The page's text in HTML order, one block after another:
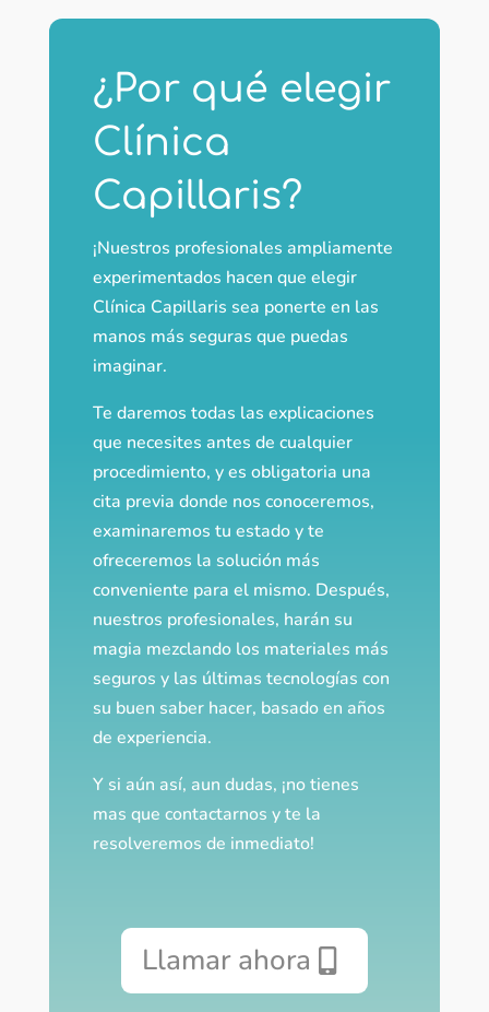
¿Por qué elegir
Clínica
Capillaris?
¡Nuestros profesionales ampliamente
experimentados hacen que elegir
Clínica Capillaris sea ponerte en las
manos más seguras que puedas
imaginar.
Te daremos todas las explicaciones
que necesites antes de cualquier
procedimiento, y es obligatoria una
cita previa donde nos conoceremos,
examinaremos tu estado y te
ofreceremos la solución más
conveniente para el mismo. Después,
nuestros profesionales, harán su
magia mezclando los materiales más
seguros y las últimas tecnologías con
su buen saber hacer, basado en años
de experiencia.
Y si aún así, aun dudas, ¡no tienes
mas que contactarnos y te la
resolveremos de inmediato!
Llamar ahora